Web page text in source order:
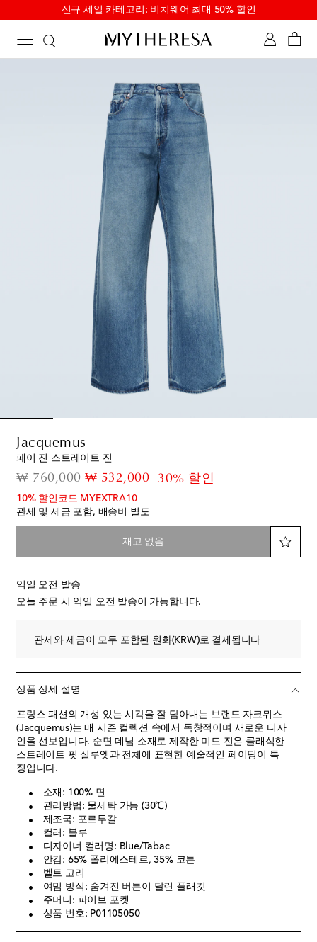
신규 세일 카테고리: 비치웨어 최대 50% 할인
Jacquemus
페이 진 스트레이트 진
₩ 760,000original price
₩ 532,000discount price
30% 할인
10% 할인코드 MYEXTRA10
관세 및 세금 포함, 배송비 별도
재고 없음
익일 오전 발송
오늘 주문 시 익일 오전 발송이 가능합니다.
관세와 세금이 모두 포함된 원화(KRW)로 결제됩니다
상품 상세 설명
프랑스 패션의 개성 있는 시각을 잘 담아내는 브랜드 자크뮈스
(Jacquemus)는 매 시즌 컬렉션 속에서 독창적이며 새로운 디자
인을 선보입니다. 순면 데님 소재로 제작한 미드 진은 클래식한
스트레이트 핏 실루엣과 전체에 표현한 예술적인 페이딩이 특
징입니다.
소재: 100% 면
관리방법: 물세탁 가능 (30℃)
제조국: 포르투갈
컬러: 블루
디자이너 컬러명: Blue/Tabac
안감: 65% 폴리에스테르, 35% 코튼
벨트 고리
여밈 방식: 숨겨진 버튼이 달린 플래킷
주머니: 파이브 포켓
상품 번호: P01105050